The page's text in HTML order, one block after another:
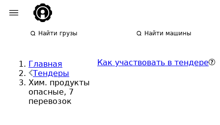
Найти грузы Найти машины
Главная
Тендеры
Хим. продукты
опасные, 7
перевозок
Как участвовать в тендере